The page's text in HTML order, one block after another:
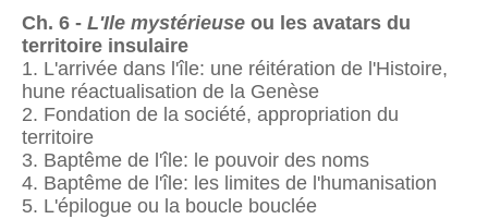
Ch. 6 - L'Ile mystérieuse ou les avatars du
territoire insulaire
1. L'arrivée dans l'île: une réitération de l'Histoire,
hune réactualisation de la Genèse
2. Fondation de la société, appropriation du
territoire
3. Baptême de l'île: le pouvoir des noms
4. Baptême de l'île: les limites de l'humanisation
5. L'épilogue ou la boucle bouclée